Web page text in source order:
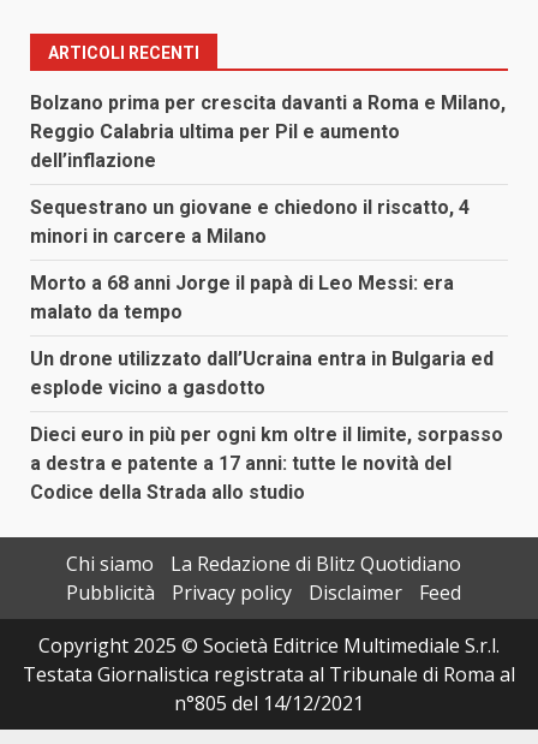
ARTICOLI RECENTI
Bolzano prima per crescita davanti a Roma e Milano,
Reggio Calabria ultima per Pil e aumento
dell’inflazione
Sequestrano un giovane e chiedono il riscatto, 4
minori in carcere a Milano
Morto a 68 anni Jorge il papà di Leo Messi: era
malato da tempo
Un drone utilizzato dall’Ucraina entra in Bulgaria ed
esplode vicino a gasdotto
Dieci euro in più per ogni km oltre il limite, sorpasso
a destra e patente a 17 anni: tutte le novità del
Codice della Strada allo studio
Chi siamo
La Redazione di Blitz Quotidiano
Pubblicità
Privacy policy Disclaimer
Feed
Copyright 2025 © Società Editrice Multimediale S.r.l.
Testata Giornalistica registrata al Tribunale di Roma al
n°805 del 14/12/2021